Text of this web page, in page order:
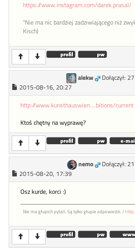
https://www.instagram.com/darek.prasal/
"Nie ma nic bardziej zadziwiającego niż
Kisch)
alekw
Dołączył:
2015-08-16, 20:27
http://www.kunsthauswien....bitions/current
Ktoś chętny na wyprawę?
nemo
Dołączył:
2015-08-20, 17:39
Osz kurde, korci :)
Nie ma głupich pytań. Są tylko głupie odpowiedzi. /